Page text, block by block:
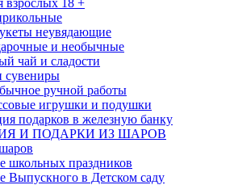
взрослых 18 +
неувядающие
и необычные
чай и сладости
сувениры
ручной работы
игрушки и подушки
подарков в железную банку
И ПОДАРКИ ИЗ ШАРОВ
школьных праздников
Выпускного в Детском саду